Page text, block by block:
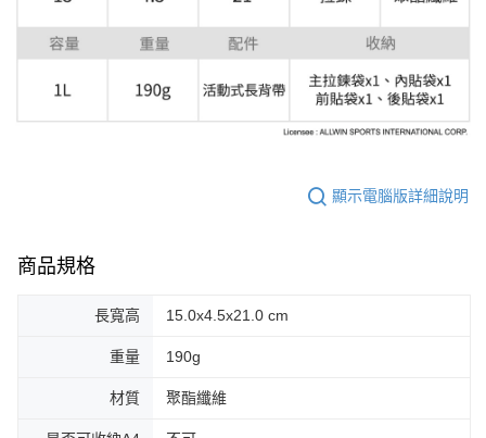
顯示電腦版詳細說明
商品規格
長寬高 15.0x4.5x21.0 cm
重量 190g
材質 聚酯纖維